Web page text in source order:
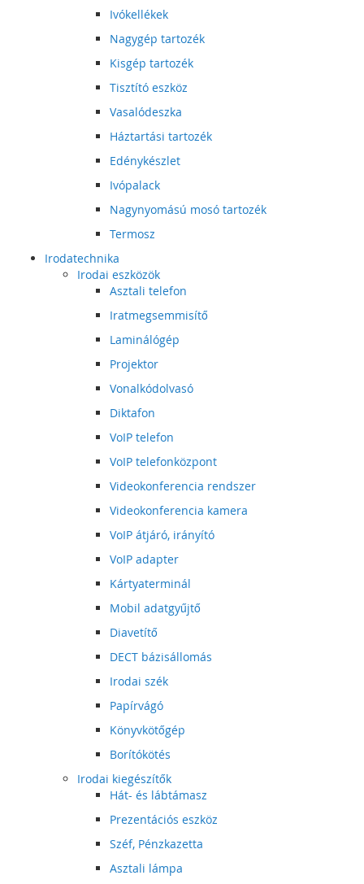
Ivókellékek
Nagygép tartozék
Kisgép tartozék
Tisztító eszköz
Vasalódeszka
Háztartási tartozék
Edénykészlet
Ivópalack
Nagynyomású mosó tartozék
Termosz
Irodatechnika
Irodai eszközök
Asztali telefon
Iratmegsemmisítő
Laminálógép
Projektor
Vonalkódolvasó
Diktafon
VoIP telefon
VoIP telefonközpont
Videokonferencia rendszer
Videokonferencia kamera
VoIP átjáró, irányító
VoIP adapter
Kártyaterminál
Mobil adatgyűjtő
Diavetítő
DECT bázisállomás
Irodai szék
Papírvágó
Könyvkötőgép
Borítókötés
Irodai kiegészítők
Hát- és lábtámasz
Prezentációs eszköz
Széf, Pénzkazetta
Asztali lámpa